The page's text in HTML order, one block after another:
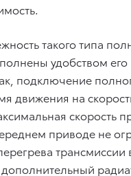
такого типа
удобством его
подключение
движения на
скорость
приводе не